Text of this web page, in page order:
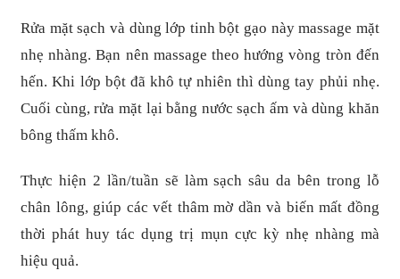
Rửa mặt sạch và dùng lớp tinh bột gạo này massage mặt
nhẹ nhàng. Bạn nên massage theo hướng vòng tròn đến
hến. Khi lớp bột đã khô tự nhiên thì dùng tay phủi nhẹ.
Cuối cùng, rửa mặt lại bằng nước sạch ấm và dùng khăn
bông thấm khô.
Thực hiện 2 lần/tuần sẽ làm sạch sâu da bên trong lỗ
chân lông, giúp các vết thâm mờ dần và biến mất đồng
thời phát huy tác dụng trị mụn cực kỳ nhẹ nhàng mà
hiệu quả.